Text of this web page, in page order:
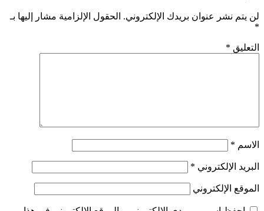
لن يتم نشر عنوان بريدك الإلكتروني. الحقول الإلزامية مشار إليها بـ
*
التعليق *
الاسم *
البريد الإلكتروني *
الموقع الإلكتروني